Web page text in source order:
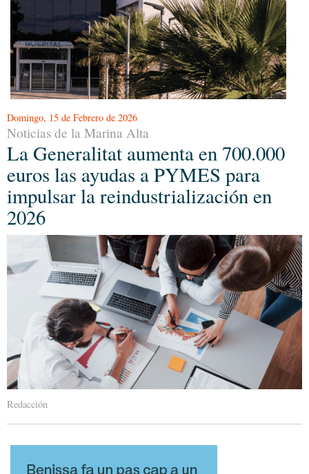
Domingo, 15 de Febrero de 2026
Noticias de la Marina Alta
La Generalitat aumenta en 700.000
euros las ayudas a PYMES para
impulsar la reindustrialización en
2026
Redacción